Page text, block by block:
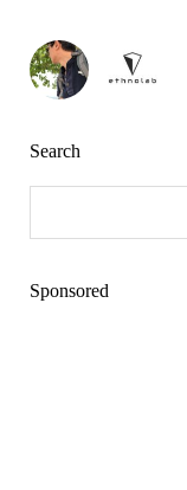
Search
Sponsored